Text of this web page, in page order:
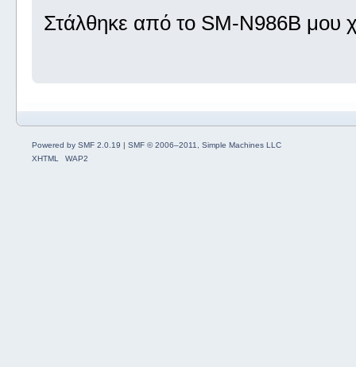
Στάλθηκε από το SM-N986B μου
Powered by SMF 2.0.19 | SMF © 2006–2011, Simple Machines LLC
XHTML
WAP2